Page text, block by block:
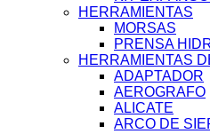
HERRAMIENTAS
MORSAS
PRENSA
HERRAMIENTAS
ADAPTADOR
AEROGRAFO
ALICATE
ARCO DE